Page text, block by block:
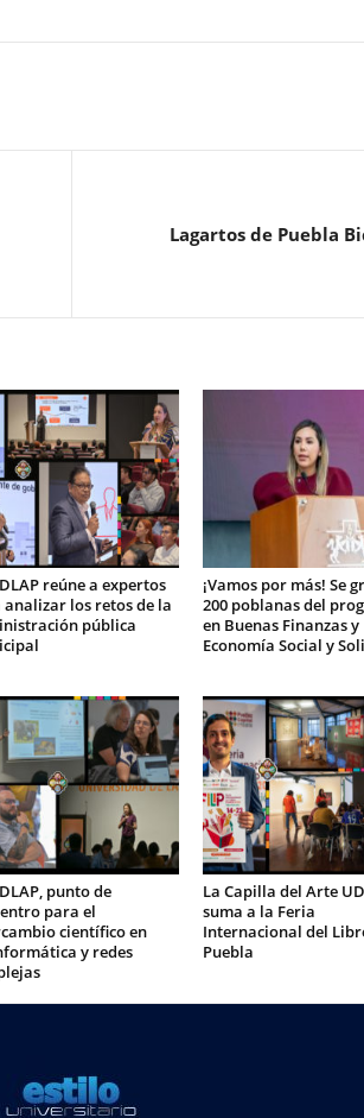
Lagartos de Puebla
reúne a expertos
analizar los retos de la
pública
¡Vamos por más! Se
200 poblanas del
en Buenas Finanzas y
Economía Social y
punto de
para el
científico en
y redes
La Capilla del Arte
suma a la Feria
Internacional del
Puebla